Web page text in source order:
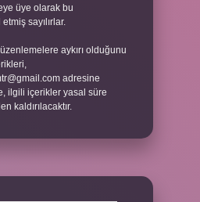
üye olarak bu
sayılırlar.
aykırı olduğunu
adresine
ilgili içerikler yasal süre
kaldırılacaktır.